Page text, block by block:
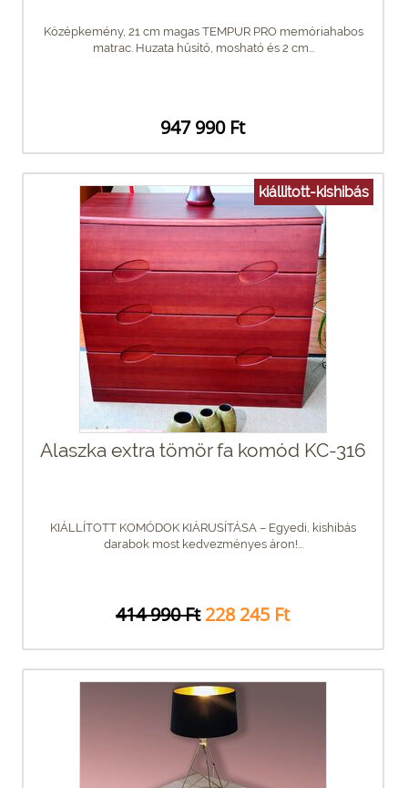
Középkemény, 21 cm magas TEMPUR PRO memóriahabos
matrac. Huzata hűsítő, mosható és 2 cm...
947 990 Ft
kiállitott-kishibás
Alaszka extra tömör fa komód KC-316
KIÁLLÍTOTT KOMÓDOK KIÁRUSÍTÁSA – Egyedi, kishibás
darabok most kedvezményes áron!...
414 990 Ft 228 245 Ft